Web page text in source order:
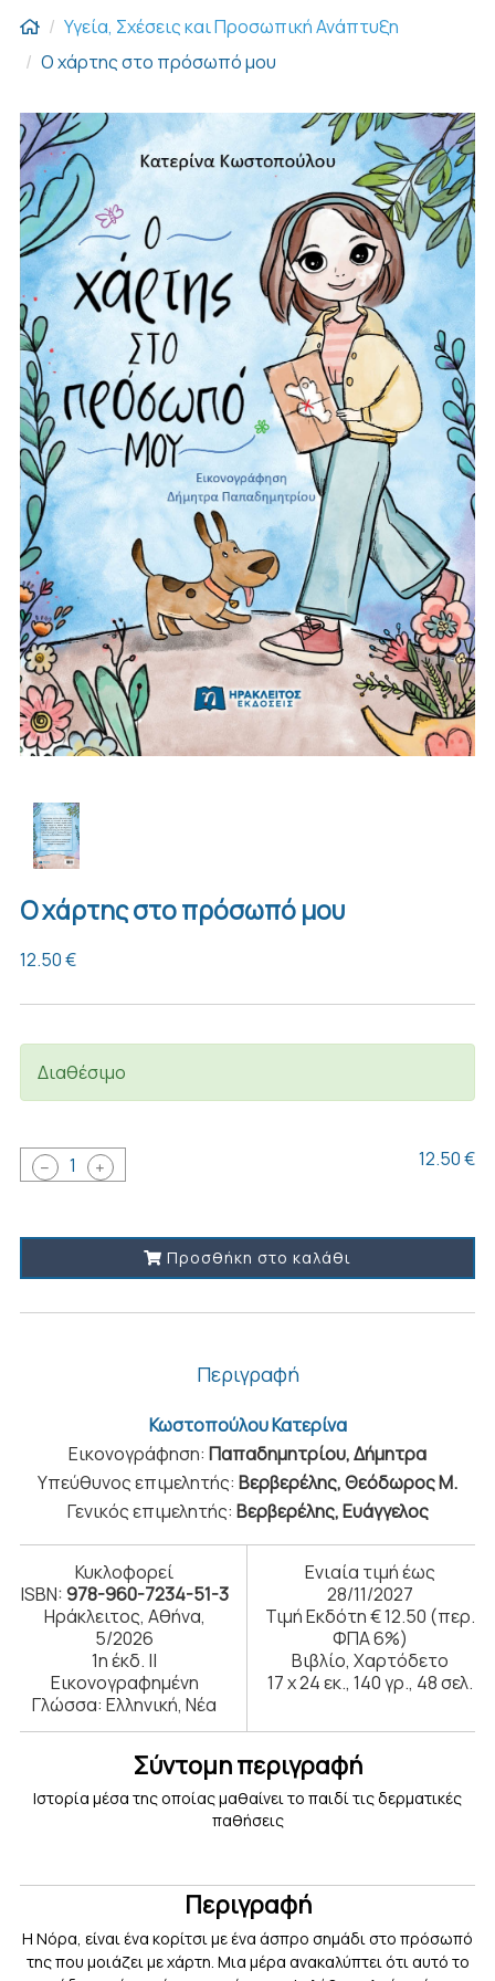
Υγεία, Σχέσεις και Προσωπική Ανάπτυξη
Ο χάρτης στο πρόσωπό μου
Ο χάρτης στο πρόσωπό μου
12.50 €
Διαθέσιμο
1 12.50 €
Προσθήκη στο καλάθι
Περιγραφή
Κωστοπούλου Κατερίνα
Εικονογράφηση: Παπαδημητρίου, Δήμητρα
Υπεύθυνος επιμελητής: Βερβερέλης, Θεόδωρος Μ.
Γενικός επιμελητής: Βερβερέλης, Ευάγγελος
Κυκλοφορεί
ISBN:978-960-7234-51-3
Ηράκλειτος, Αθήνα,
5/2026
1η έκδ. ||
Εικονογραφημένη
Γλώσσα: Ελληνική, Νέα
Ενιαία τιμή έως
28/11/2027
Τιμή Εκδότη € 12.50 (περ.
ΦΠΑ 6%)
Βιβλίο, Χαρτόδετο
17 x 24 εκ., 140 γρ., 48 σελ.
Σύντομη περιγραφή
Ιστορία μέσα της οποίας μαθαίνει το παιδί τις δερματικές
παθήσεις
Περιγραφή
Η Νόρα, είναι ένα κορίτσι με ένα άσπρο σημάδι στο πρόσωπό
της που μοιάζει με χάρτη. Μια μέρα ανακαλύπτει ότι αυτό το